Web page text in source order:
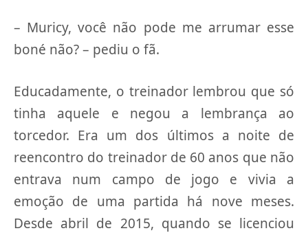
– Muricy, você não pode me arrumar esse
boné não? – pediu o fã.
Educadamente, o treinador lembrou que só
tinha aquele e negou a lembrança ao
torcedor. Era um dos últimos a noite de
reencontro do treinador de 60 anos que não
entrava num campo de jogo e vivia a
emoção de uma partida há nove meses.
Desde abril de 2015, quando se licenciou